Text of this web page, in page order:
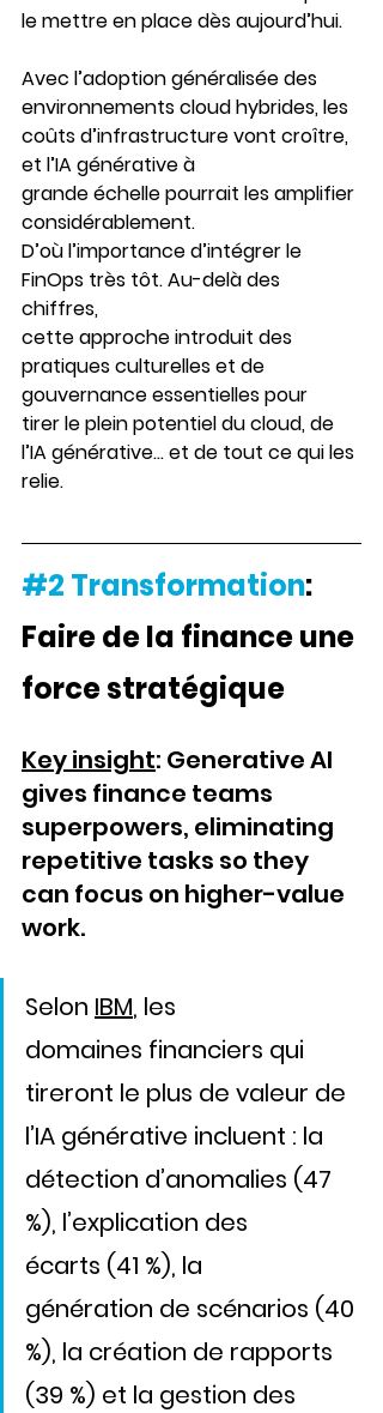
le mettre en place dès aujourd’hui.
Avec l’adoption généralisée des
environnements cloud hybrides, les
coûts d’infrastructure vont croître,
et l’IA générative à
grande échelle pourrait les amplifier
considérablement.
D’où l’importance d’intégrer le
FinOps très tôt. Au-delà des
chiffres,
cette approche introduit des
pratiques culturelles et de
gouvernance essentielles pour
tirer le plein potentiel du cloud, de
l’IA générative… et de tout ce qui les
relie.
#2 Transformation:
Faire de la finance une
force stratégique
Key insight: Generative AI
gives finance teams
superpowers, eliminating
repetitive tasks so they
can focus on higher-value
work.
Selon IBM, les
domaines financiers qui
tireront le plus de valeur de
l’IA générative incluent : la
détection d’anomalies (47
%), l’explication des
écarts (41 %), la
génération de scénarios (40
%), la création de rapports
(39 %) et la gestion des